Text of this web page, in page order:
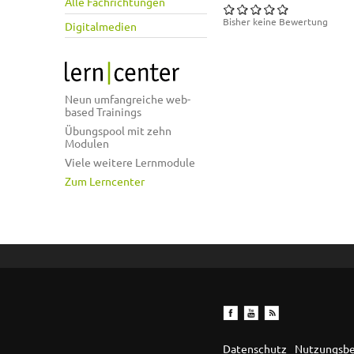
Digitalmedien
Neun umfangreiche web-
based Trainings
Übungspool mit zehn
Modulen
Viele weitere Lernmodule
Zum Lerncenter
Bisher keine Bewertung
Datenschutz